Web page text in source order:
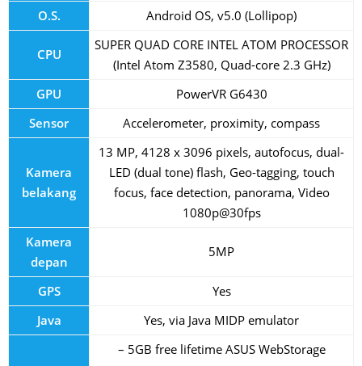
O.S. Android OS, v5.0 (Lollipop)
CPU
SUPER QUAD CORE INTEL ATOM PROCESSOR
(Intel Atom Z3580, Quad-core 2.3 GHz)
GPU
PowerVR G6430
Sensor
Accelerometer, proximity, compass
Kamera
belakang
13 MP, 4128 x 3096 pixels, autofocus, dual-
LED (dual tone) flash, Geo-tagging, touch
focus, face detection, panorama, Video
1080p@30fps
Kamera
depan
5MP
GPS
Yes
Java
Yes, via Java MIDP emulator
– 5GB free lifetime ASUS WebStorage